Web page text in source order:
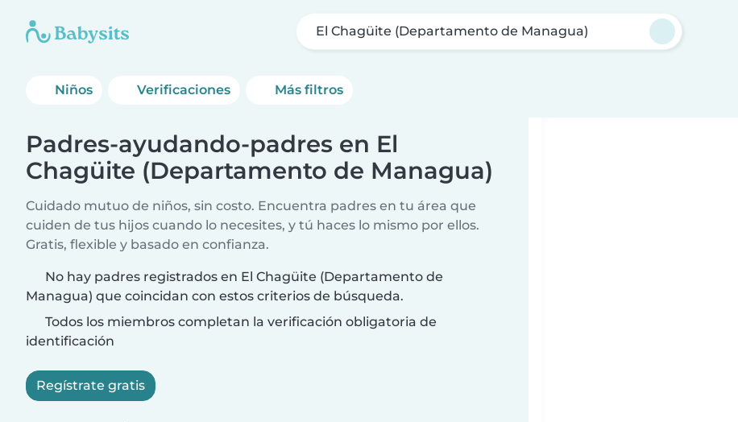
El Chagüite (Departamento de Managua)
Niños Verificaciones Más filtros
Padres-ayudando-padres en El
Chagüite (Departamento de Managua)
Cuidado mutuo de niños, sin costo. Encuentra padres en tu área que
cuiden de tus hijos cuando lo necesites, y tú haces lo mismo por ellos.
Gratis, flexible y basado en confianza.
No hay padres registrados en El Chagüite (Departamento de
Managua) que coincidan con estos criterios de búsqueda.
Todos los miembros completan la verificación obligatoria de
identificación
Regístrate gratis